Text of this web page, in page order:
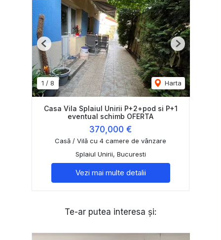
1 / 8 Harta
Previous Next
Casa Vila Splaiul Unirii P+2+pod si P+1
eventual schimb OFERTA
370,000 €
Casă / Vilă cu 4 camere de vânzare
Splaiul Unirii, Bucuresti
Vezi mai multe detalii
Te-ar putea interesa și: